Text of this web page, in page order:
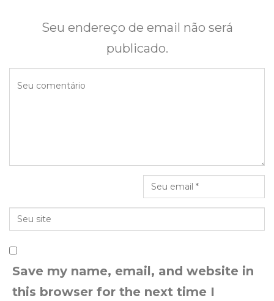
Seu endereço de email não será
publicado.
Save my name, email, and website in
this browser for the next time I